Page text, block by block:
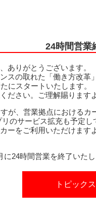
24時間営業
ありがとうございます。
スの取れた「働き方改
にスタートいたします。
ださい。ご理解賜ります
が、営業拠点における
のサービス拡充も予定し
ーをご利用いただけま
24時間営業を終了いたし
トピック